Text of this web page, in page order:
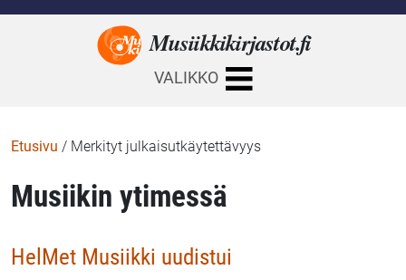
Musiikkikirjastot.fi
VALIKKO
Etusivu / Merkityt julkaisutkäytettävyys
Musiikin ytimessä
HelMet Musiikki uudistui